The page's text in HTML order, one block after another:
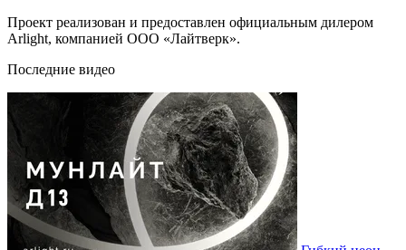
Проект реализован и предоставлен официальным дилером
Arlight, компанией ООО «Лайтверк».
Последние видео